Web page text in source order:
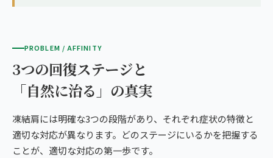
PROBLEM / AFFINITY
3つの回復ステージと
「自然に治る」の真実
凍結肩には明確な3つの段階があり、それぞれ症状の特徴と
適切な対応が異なります。どのステージにいるかを把握する
ことが、適切な対応の第一歩です。